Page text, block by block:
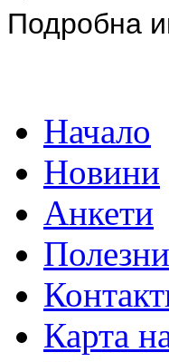
Подробна
Начало
Новини
Анкети
Карта